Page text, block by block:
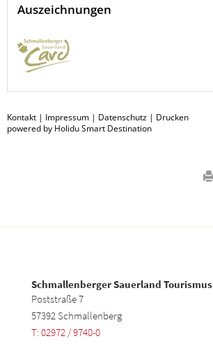
Auszeichnungen
Kontakt | Impressum | Datenschutz | Drucken
powered by Holidu Smart Destination
Schmallenberger Sauerland Tourismus
Poststraße 7
57392 Schmallenberg
T: 02972 / 9740-0